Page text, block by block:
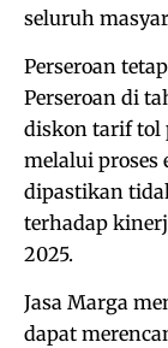
seluruh
Perseroan
Perseroan di
diskon tarif tol
melalui proses
dipastikan
terhadap
2025.
Jasa Marga
dapat